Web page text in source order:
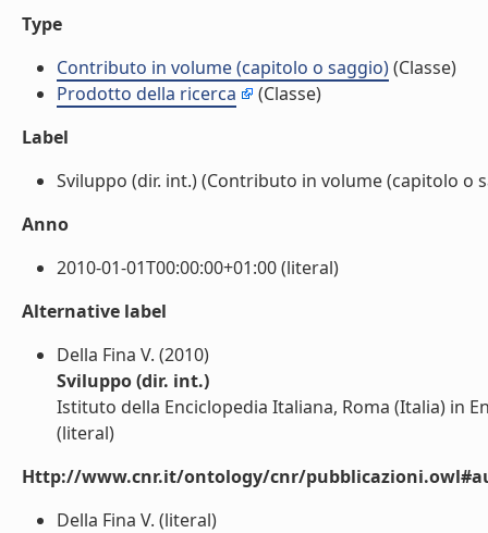
Type
Contributo in volume (capitolo o saggio)(Classe)
Prodotto della ricerca
(Classe)
Label
Sviluppo (dir. int.) (Contributo in volume (capitolo o
Anno
2010-01-01T00:00:00+01:00 (literal)
Alternative label
Della Fina V. (2010)
Sviluppo (dir. int.)
Istituto della Enciclopedia Italiana, Roma (Italia) in
(literal)
Http://www.cnr.it/ontology/cnr/
Della Fina V. (literal)